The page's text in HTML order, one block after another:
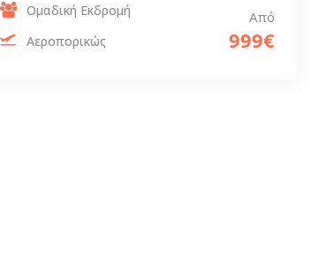
Από
999€
Ομαδική Εκδρομή
Αεροπορικώς